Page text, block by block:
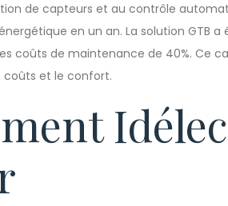
de capteurs et au contrôle
en un an. La solution GTB
coûts de maintenance de 40%. Ce
coûts et le confort.